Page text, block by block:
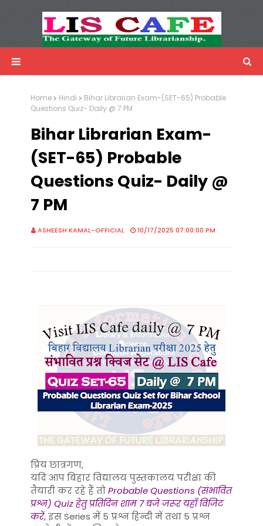
Advertisemnet
Home Hindi
Bihar Librarian Exam-(SET-65) Probable
Questions Quiz- Daily @ 7 PM
Bihar Librarian Exam-
(SET-65) Probable
Questions Quiz- Daily @
7 PM
ASHEESH KAMAL-OFFICIAL 10/17/2025 07:00:00 PM
प्रिय छात्रगण,
यदि आप बिहार विद्यालय पुस्तकालय परीक्षा की
तैयारी कर रहे हैं तोProbable Questions (संभावित
प्रश्न) Quiz हेतु प्रतिदिन शाम 7 बजे जरूर यहाँ विजिट
करें, इस Series में 5 प्रश्न हिन्दी में तथा 5 प्रश्न